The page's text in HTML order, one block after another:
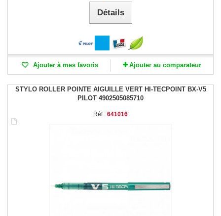
Détails
Ajouter à mes favoris Ajouter au comparateur
STYLO ROLLER POINTE AIGUILLE VERT HI-TECPOINT BX-V5
PILOT 4902505085710
Réf : 641016